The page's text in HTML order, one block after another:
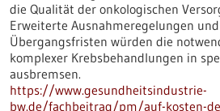
die Qualität der onkologischen
Erweiterte Ausnahmeregelungen
Übergangsfristen würden die
komplexer Krebsbehandlungen in
ausbremsen.
https://www.gesundheitsindustrie-
bw.de/fachbeitrag/pm/auf-kosten-